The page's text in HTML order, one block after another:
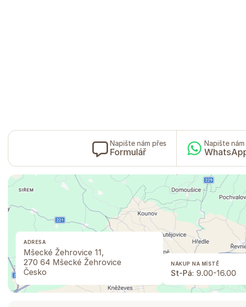
Napište nám přes
Formulář
Napište nám
ADRESA
Mšecké Žehrovice 11,
270 64 Mšecké Žehrovice
Česko
NÁKUP NA MÍSTĚ
St-Pá: 9.00-16.00